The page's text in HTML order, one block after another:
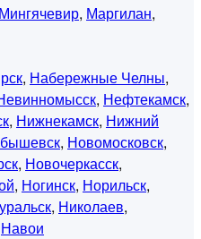
Мингячевир, Маргилан,
, Набережные Челны,
, Нефтекамск,
, Нижнекамск, Нижний
, Новомосковск,
, Новочеркасск,
, Ногинск, Норильск,
, Николаев,
Навои